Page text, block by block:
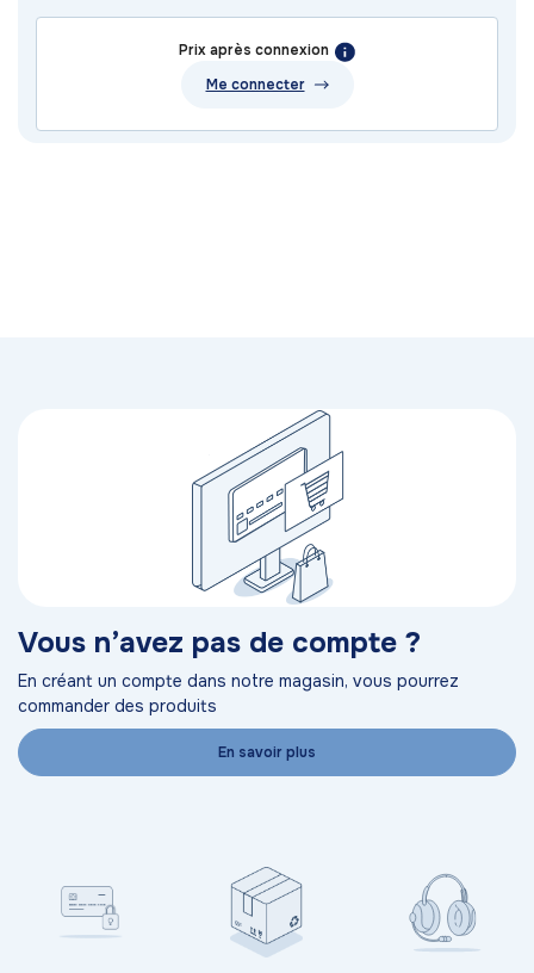
Prix après connexion
Me connecter
Vous n’avez pas de compte ?
En créant un compte dans notre magasin, vous pourrez
commander des produits
En savoir plus